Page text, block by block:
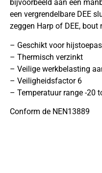
bijvoorbeeld aan een
een vergrendelbare DEE
zeggen Harp of DEE, bout
– Geschikt voor
– Thermisch verzinkt
– Veilige werkbelasting
– Veiligheidsfactor 6
– Temperatuur range -20
Conform de NEN13889